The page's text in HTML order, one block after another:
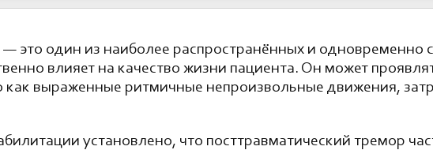
это один из наиболее распространённых и одновременно
влияет на качество жизни пациента. Он может
как выраженные ритмичные непроизвольные движения,
установлено, что посттравматический тремор